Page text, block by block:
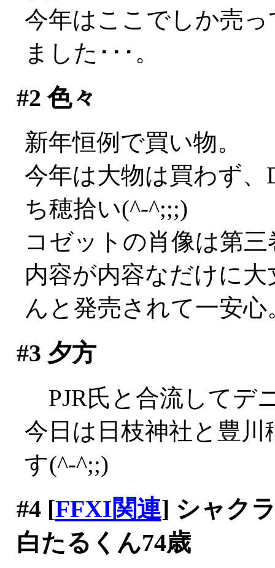
今年はここでしか売
ました･･･。
#2 色々
新年恒例で買い物。
今年は大物は買わず
ち穂拾い(^-^;;;)
コゼットの肖像は第
内容が内容なだけに
んと発売されて一安心
#3 夕方
PJR氏と合流してデ
今日は日枝神社と豊
す(^-^;;)
#4[FFXI関連] シャク
白たるくん74歳